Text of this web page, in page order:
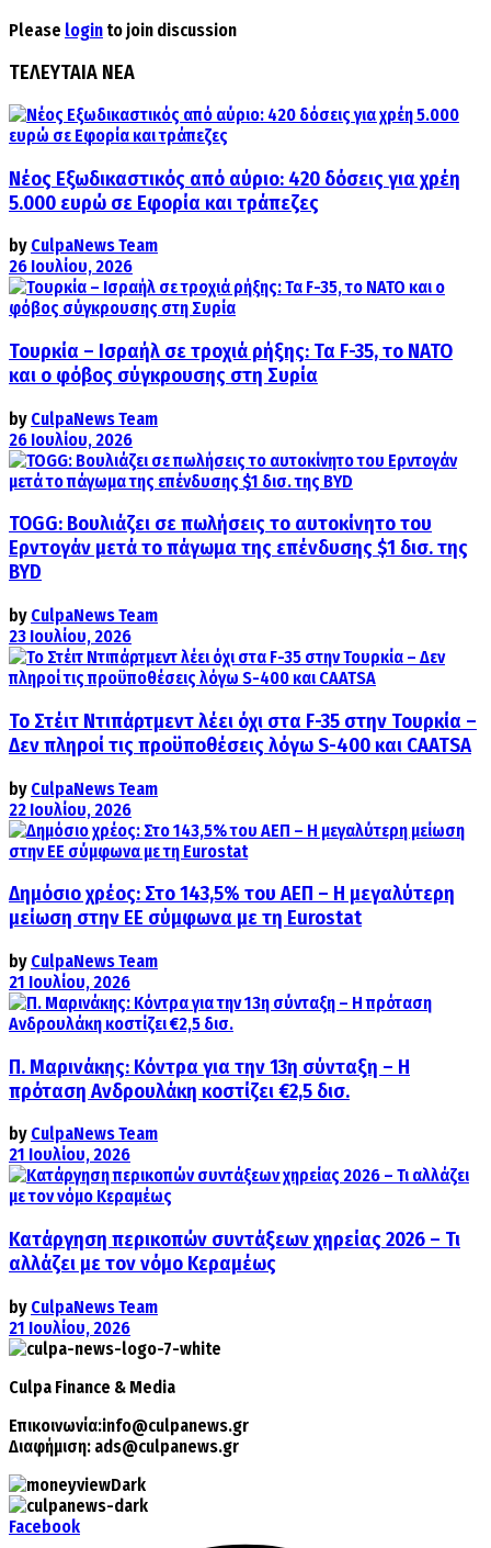
Please login to join discussion
ΤΕΛΕΥΤΑΙΑ ΝΕΑ
Νέος Εξωδικαστικός από αύριο: 420 δόσεις για χρέη
5.000 ευρώ σε Εφορία και τράπεζες
by CulpaNews Team
26 Ιουλίου, 2026
Τουρκία – Ισραήλ σε τροχιά ρήξης: Τα F-35, το ΝΑΤΟ
και ο φόβος σύγκρουσης στη Συρία
by CulpaNews Team
26 Ιουλίου, 2026
TOGG: Βουλιάζει σε πωλήσεις το αυτοκίνητο του
Ερντογάν μετά το πάγωμα της επένδυσης $1 δισ. της
BYD
by CulpaNews Team
23 Ιουλίου, 2026
Το Στέιτ Ντιπάρτμεντ λέει όχι στα F-35 στην Τουρκία –
Δεν πληροί τις προϋποθέσεις λόγω S-400 και CAATSA
by CulpaNews Team
22 Ιουλίου, 2026
Δημόσιο χρέος: Στο 143,5% του ΑΕΠ – Η μεγαλύτερη
μείωση στην ΕΕ σύμφωνα με τη Eurostat
by CulpaNews Team
21 Ιουλίου, 2026
Π. Μαρινάκης: Κόντρα για την 13η σύνταξη – Η
πρόταση Ανδρουλάκη κοστίζει €2,5 δισ.
by CulpaNews Team
21 Ιουλίου, 2026
Κατάργηση περικοπών συντάξεων χηρείας 2026 – Τι
αλλάζει με τον νόμο Κεραμέως
by CulpaNews Team
21 Ιουλίου, 2026
Culpa Finance & Media
Επικοινωνία:info@culpanews.gr
Διαφήμιση: ads@culpanews.gr
Facebook